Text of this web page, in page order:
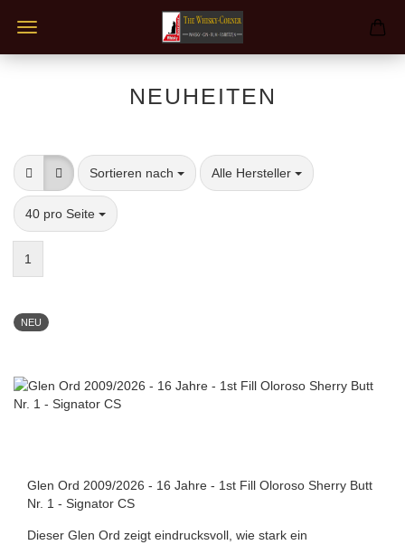
NEUHEITEN
Sortieren nach
Sortieren nach Alle Hersteller
pro Seite
40 pro Seite
pro Seite
1
NEU
Glen Ord 2009/2026 - 16 Jahre - 1st Fill Oloroso Sherry Butt
Nr. 1 - Signator CS
Dieser Glen Ord zeigt eindrucksvoll, wie stark ein